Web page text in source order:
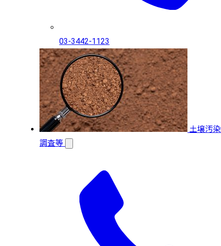
03-3442-1123
土壌汚染
調査等